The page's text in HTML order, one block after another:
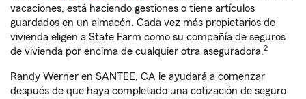
vacaciones, está haciendo gestiones o tiene artículos
guardados en un almacén. Cada vez más propietarios de
vivienda eligen a State Farm como su compañía de seguros
de vivienda por encima de cualquier otra aseguradora.2
Randy Werner en SANTEE, CA le ayudará a comenzar
después de que haya completado una cotización de seguro